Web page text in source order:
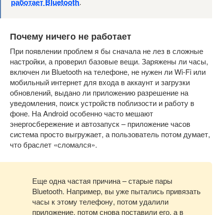
Почему ничего не работает
При появлении проблем я бы сначала не лез в сложные
настройки, а проверил базовые вещи. Заряжены ли часы,
включен ли Bluetooth на телефоне, не нужен ли Wi-Fi или
мобильный интернет для входа в аккаунт и загрузки
обновлений, выдано ли приложению разрешение на
уведомления, поиск устройств поблизости и работу в
фоне. На Android особенно часто мешают
энергосбережение и автозапуск – приложение часов
система просто выгружает, а пользователь потом думает,
что браслет «сломался».
Еще одна частая причина – старые пары
Bluetooth. Например, вы уже пытались привязать
часы к этому телефону, потом удалили
приложение, потом снова поставили его, а в